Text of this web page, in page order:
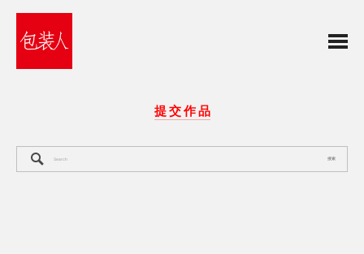
提 交 作 品
搜索